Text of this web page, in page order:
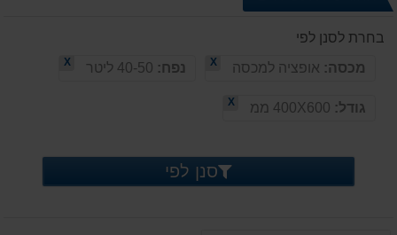
בחרת לסנן לפי
מכסה: אופציה למכסה X נפח: X
גודל: X
סנן לפי